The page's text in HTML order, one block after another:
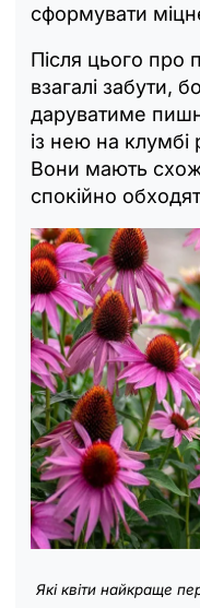
сформувати
Після цього про
взагалі забути,
даруватиме
із нею на клумбі
Вони мають
спокійно
Які квіти найкраще